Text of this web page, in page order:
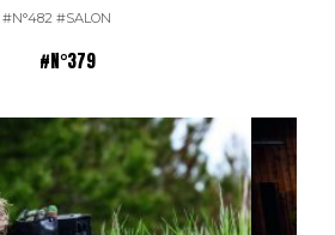
#N°482 #SALON
#N°379